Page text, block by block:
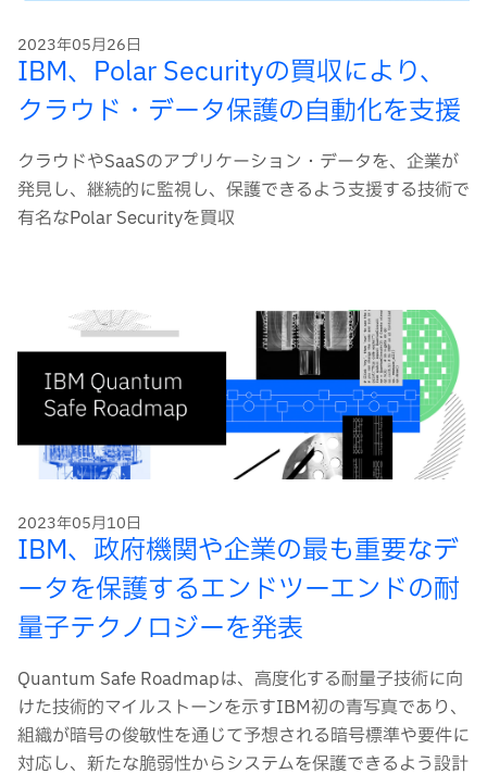
2023年05月26日
IBM、Polar Securityの買収により、
クラウド・データ保護の自動化を支援
クラウドやSaaSのアプリケーション・データを、企業が
発見し、継続的に監視し、保護できるよう支援する技術で
有名なPolar Securityを買収
2023年05月10日
IBM、政府機関や企業の最も重要なデ
ータを保護するエンドツーエンドの耐
量子テクノロジーを発表
Quantum Safe Roadmapは、高度化する耐量子技術に向
けた技術的マイルストーンを示すIBM初の青写真であり、
組織が暗号の俊敏性を通じて予想される暗号標準や要件に
対応し、新たな脆弱性からシステムを保護できるよう設計